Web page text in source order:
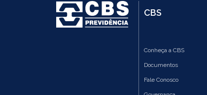
CBS
Conheça a CBS
Documentos
Fale Conosco